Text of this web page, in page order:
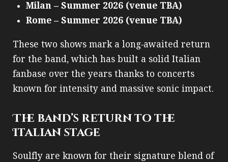
Milan – Summer 2026 (venue TBA)
Rome – Summer 2026 (venue TBA)
These two shows mark a long‑awaited return
for the band, which has built a solid Italian
fanbase over the years thanks to concerts
known for intensity and massive sonic impact.
The band’s return to the
Italian stage
Soulfly are known for their signature blend of